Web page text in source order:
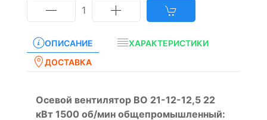
1
ОПИСАНИЕ
ХАРАКТЕРИСТИКИ
ДОСТАВКА
Осевой вентилятор ВО 21-12-12,5 22
кВт 1500 об/мин общепромышленный: